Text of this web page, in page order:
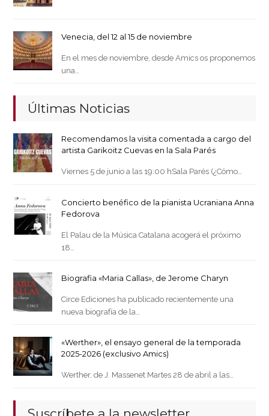
Venecia, del 12 al 15 de noviembre
En el mes de noviembre, desde Amics os proponemos
una…
Últimas Noticias
Recomendamos la visita comentada a cargo del
artista Garikoitz Cuevas en la Sala Parés
Viernes 5 de junio a las 19:00 hSala Parés (¿Cómo…
Concierto benéfico de la pianista Ucraniana Anna
Fedorova
El Palau de la Música Catalana acogerá el próximo
18…
Biografia «Maria Callas», de Jerome Charyn
Circe Ediciones ha publicado recientemente una
nueva biografía de la…
«Werther», el ensayo general de la temporada
2025-2026 (exclusivo Amics)
Werther, de J. Massenet Martes 28 de abril a las…